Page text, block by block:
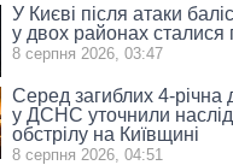
У Києві після атаки
у двох районах сталися
8 серпня 2026, 03:47
Серед загиблих 4-річна
у ДСНС уточнили
обстрілу на Київщині
8 серпня 2026, 04:51